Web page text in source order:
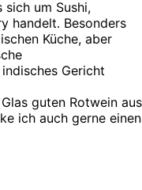
um Sushi,
handelt. Besonders
Küche, aber
Gericht
guten Rotwein aus
ich auch gerne einen